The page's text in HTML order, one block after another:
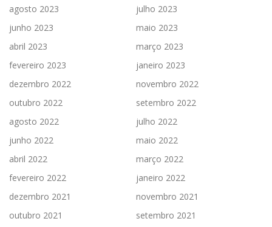
agosto 2023
julho 2023
junho 2023
maio 2023
abril 2023
março 2023
fevereiro 2023
janeiro 2023
dezembro 2022
novembro 2022
outubro 2022
setembro 2022
agosto 2022
julho 2022
junho 2022
maio 2022
abril 2022
março 2022
fevereiro 2022
janeiro 2022
dezembro 2021
novembro 2021
outubro 2021
setembro 2021